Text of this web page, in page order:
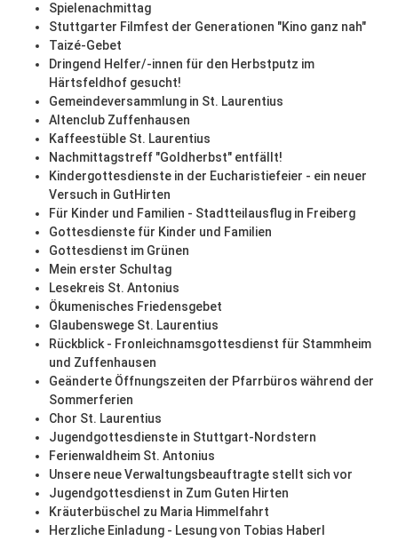
Spielenachmittag
Stuttgarter Filmfest der Generationen "Kino ganz nah"
Taizé-Gebet
Dringend Helfer/-innen für den Herbstputz im
Härtsfeldhof gesucht!
Gemeindeversammlung in St. Laurentius
Altenclub Zuffenhausen
Kaffeestüble St. Laurentius
Nachmittagstreff "Goldherbst" entfällt!
Kindergottesdienste in der Eucharistiefeier - ein neuer
Versuch in GutHirten
Für Kinder und Familien - Stadtteilausflug in Freiberg
Gottesdienste für Kinder und Familien
Gottesdienst im Grünen
Mein erster Schultag
Lesekreis St. Antonius
Ökumenisches Friedensgebet
Glaubenswege St. Laurentius
Rückblick - Fronleichnamsgottesdienst für Stammheim
und Zuffenhausen
Geänderte Öffnungszeiten der Pfarrbüros während der
Sommerferien
Chor St. Laurentius
Jugendgottesdienste in Stuttgart-Nordstern
Ferienwaldheim St. Antonius
Unsere neue Verwaltungsbeauftragte stellt sich vor
Jugendgottesdienst in Zum Guten Hirten
Kräuterbüschel zu Maria Himmelfahrt
Herzliche Einladung - Lesung von Tobias Haberl